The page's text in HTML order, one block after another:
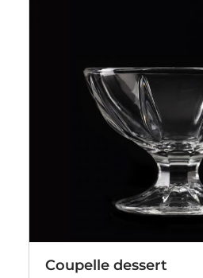
Coupelle dessert